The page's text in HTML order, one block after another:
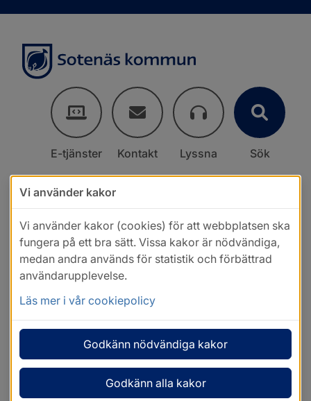
E-tjänster Kontakt Lyssna Sök
Vi använder kakor
Vi använder kakor (cookies) för att webbplatsen ska
fungera på ett bra sätt. Vissa kakor är nödvändiga,
medan andra används för statistik och förbättrad
användarupplevelse.
Läs mer i vår cookiepolicy
Godkänn nödvändiga kakor
Godkänn alla kakor